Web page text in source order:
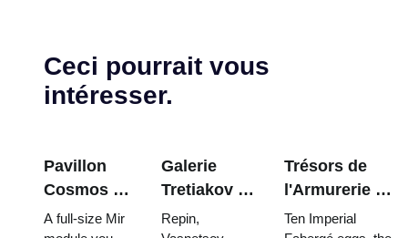
Ceci pourrait vous
intéresser.
Pavillon
Cosmos à
VDNKh : À
A full-size Mir
Galerie
Tretiakov :
Les chefs-
Repin,
Trésors de
l'Armurerie du
Kremlin :
Ten Imperial